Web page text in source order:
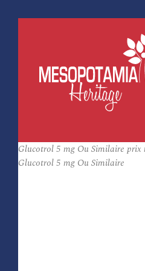
Glucotrol 5 mg Ou Similaire prix
Glucotrol 5 mg Ou Similaire